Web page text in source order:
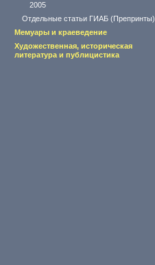
2005
Отдельные статьи ГИАБ (Препринты)
Мемуары и краеведение
Художественная, историческая
литература и публицистика